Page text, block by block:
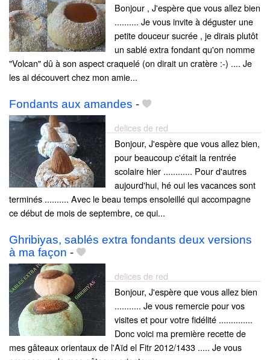
Bonjour , J'espère que vous allez bien
.......... Je vous invite à déguster une
petite douceur sucrée , je dirais plutôt
un sablé extra fondant qu'on nomme
"Volcan" dû à son aspect craquelé (on dirait un cratère :-) .... Je
les ai découvert chez mon amie...
Fondants aux amandes -
delices de red
Bonjour, J'espère que vous allez bien,
pour beaucoup c'était la rentrée
scolaire hier ............ Pour d'autres
aujourd'hui, hé oui les vacances sont
terminés .......... Avec le beau temps ensoleillé qui accompagne
ce début de mois de septembre, ce qui...
Ghribiyas, sablés extra fondants deux versions
à ma façon -
delices de red
Bonjour, J'espère que vous allez bien
........... Je vous remercie pour vos
visites et pour votre fidélité ..............
Donc voici ma première recette de
mes gâteaux orientaux de l'Aïd el Fitr 2012/1433 ..... Je vous